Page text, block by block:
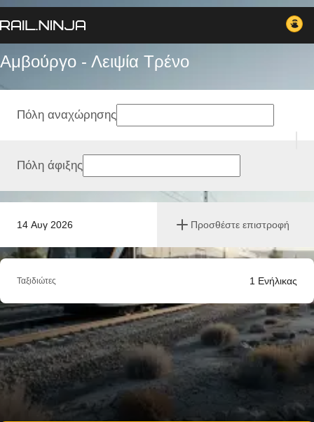
Αμβούργο - Λειψία Tρένο
14 Αυγ 2026 Προσθέστε επιστροφή
Πόλη αναχώρησης
Πόλη άφιξης
Ταξιδιώτες 1 Ενήλικας